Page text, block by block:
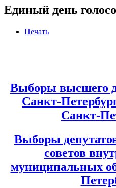
Единый день
Печать
Выборы высшего
Санкт-
Санкт-
Выборы
советов
муниципальных